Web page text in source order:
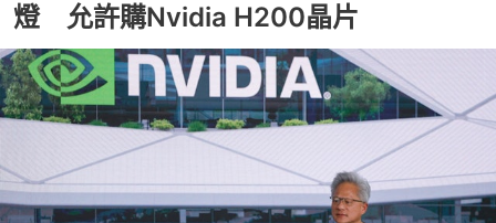
燈 允許購Nvidia H200晶片